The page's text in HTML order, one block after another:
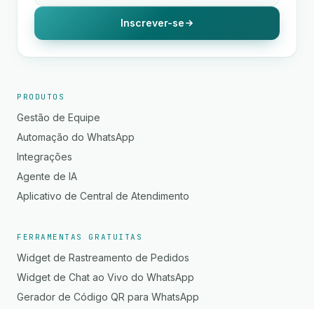
Inscrever-se
PRODUTOS
Gestão de Equipe
Automação do WhatsApp
Integrações
Agente de IA
Aplicativo de Central de Atendimento
FERRAMENTAS GRATUITAS
Widget de Rastreamento de Pedidos
Widget de Chat ao Vivo do WhatsApp
Gerador de Código QR para WhatsApp